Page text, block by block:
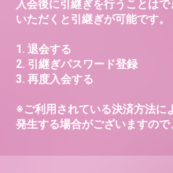
入会後に引継ぎを行うことは
いただくと引継ぎが可能です。
1. 退会する
2. 引継ぎパスワード登録
3. 再度入会する
※ご利用されている決済方法に
発生する場合がございますので